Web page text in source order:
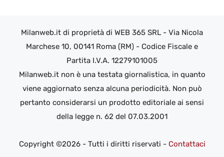
Milanweb.it di proprietà di WEB 365 SRL - Via Nicola
Marchese 10, 00141 Roma (RM) - Codice Fiscale e
Partita I.V.A. 12279101005
Milanweb.it non è una testata giornalistica, in quanto
viene aggiornato senza alcuna periodicità. Non può
pertanto considerarsi un prodotto editoriale ai sensi
della legge n. 62 del 07.03.2001
Copyright ©2026 - Tutti i diritti riservati - Contattaci